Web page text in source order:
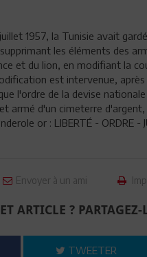
1957, la Tunisie avait
les éléments des
et du lion, en modifiant la
est intervenue,
l'ordre de la devise
armé d'un cimeterre
or : LIBERTÉ - ORDRE -
Envoyer à un ami
ARTICLE ?
TWEETER